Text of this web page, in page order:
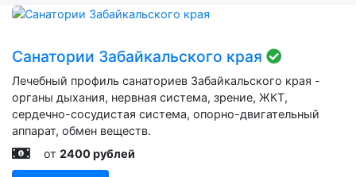
Санатории Забайкальского края
Лечебный профиль санаториев Забайкальского края -
органы дыхания, нервная система, зрение, ЖКТ,
сердечно-сосудистая система, опорно-двигательный
аппарат, обмен веществ.
от 2400 рублей